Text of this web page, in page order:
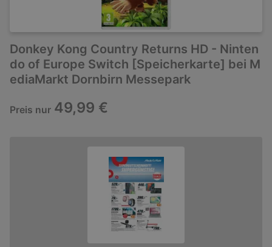
Donkey Kong Country Returns HD - Ninten
do of Europe Switch [Speicherkarte] bei M
ediaMarkt Dornbirn Messepark
Preis nur 49,99 €